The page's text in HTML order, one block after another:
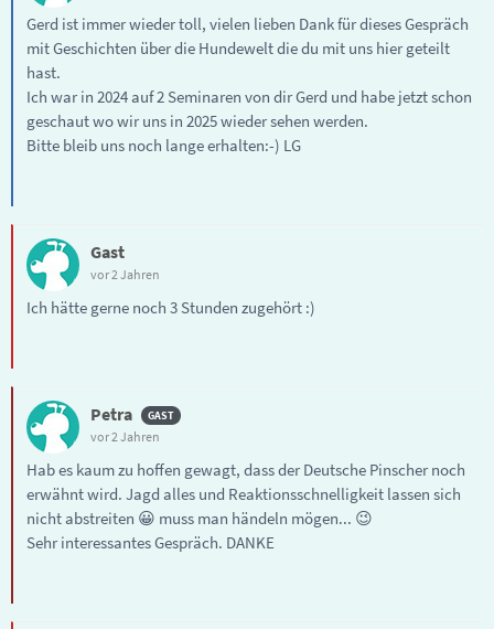
Gerd ist immer wieder toll, vielen lieben Dank für dieses Gespräch
mit Geschichten über die Hundewelt die du mit uns hier geteilt
hast.
Ich war in 2024 auf 2 Seminaren von dir Gerd und habe jetzt schon
geschaut wo wir uns in 2025 wieder sehen werden.
Bitte bleib uns noch lange erhalten:-) LG
Gast
vor 2 Jahren
Ich hätte gerne noch 3 Stunden zugehört :)
Petra
vor 2 Jahren
Hab es kaum zu hoffen gewagt, dass der Deutsche Pinscher noch
erwähnt wird. Jagd alles und Reaktionsschnelligkeit lassen sich
nicht abstreiten 😀 muss man händeln mögen... 😉
Sehr interessantes Gespräch. DANKE